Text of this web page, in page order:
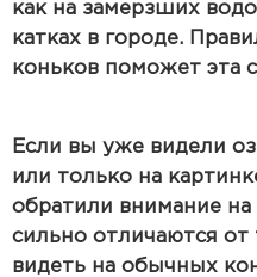
как на замерзших
катках в городе.
коньков поможет эта
Если вы уже видели
или только на
обратили внимание
сильно отличаются
видеть на обычных